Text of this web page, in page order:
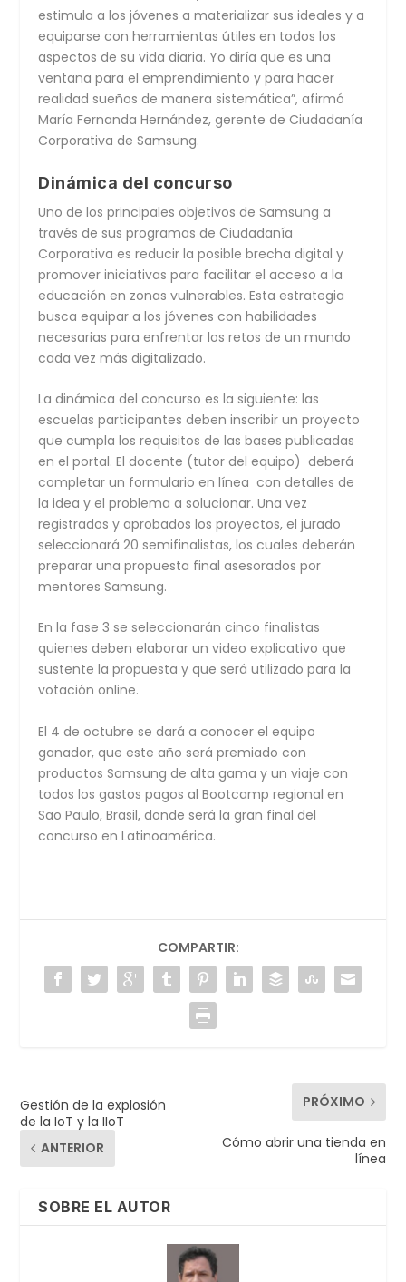
estimula a los jóvenes a materializar sus ideales y a
equiparse con herramientas útiles en todos los
aspectos de su vida diaria. Yo diría que es una
ventana para el emprendimiento y para hacer
realidad sueños de manera sistemática”, afirmó
María Fernanda Hernández, gerente de Ciudadanía
Corporativa de Samsung.
Dinámica del concurso
Uno de los principales objetivos de Samsung a
través de sus programas de Ciudadanía
Corporativa es reducir la posible brecha digital y
promover iniciativas para facilitar el acceso a la
educación en zonas vulnerables. Esta estrategia
busca equipar a los jóvenes con habilidades
necesarias para enfrentar los retos de un mundo
cada vez más digitalizado.
La dinámica del concurso es la siguiente: las
escuelas participantes deben inscribir un proyecto
que cumpla los requisitos de las bases publicadas
en el portal. El docente (tutor del equipo) deberá
completar un formulario en línea con detalles de
la idea y el problema a solucionar. Una vez
registrados y aprobados los proyectos, el jurado
seleccionará 20 semifinalistas, los cuales deberán
preparar una propuesta final asesorados por
mentores Samsung.
En la fase 3 se seleccionarán cinco finalistas
quienes deben elaborar un video explicativo que
sustente la propuesta y que será utilizado para la
votación online.
El 4 de octubre se dará a conocer el equipo
ganador, que este año será premiado con
productos Samsung de alta gama y un viaje con
todos los gastos pagos al Bootcamp regional en
Sao Paulo, Brasil, donde será la gran final del
concurso en Latinoamérica.
COMPARTIR:
Gestión de la explosión
de la IoT y la IIoT
ANTERIOR
PRÓXIMO
Cómo abrir una tienda en
línea
SOBRE EL AUTOR